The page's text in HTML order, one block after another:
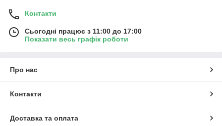
Контакти
Сьогодні працює з 11:00 до 17:00
Показати весь графік роботи
Про нас
Контакти
Доставка та оплата